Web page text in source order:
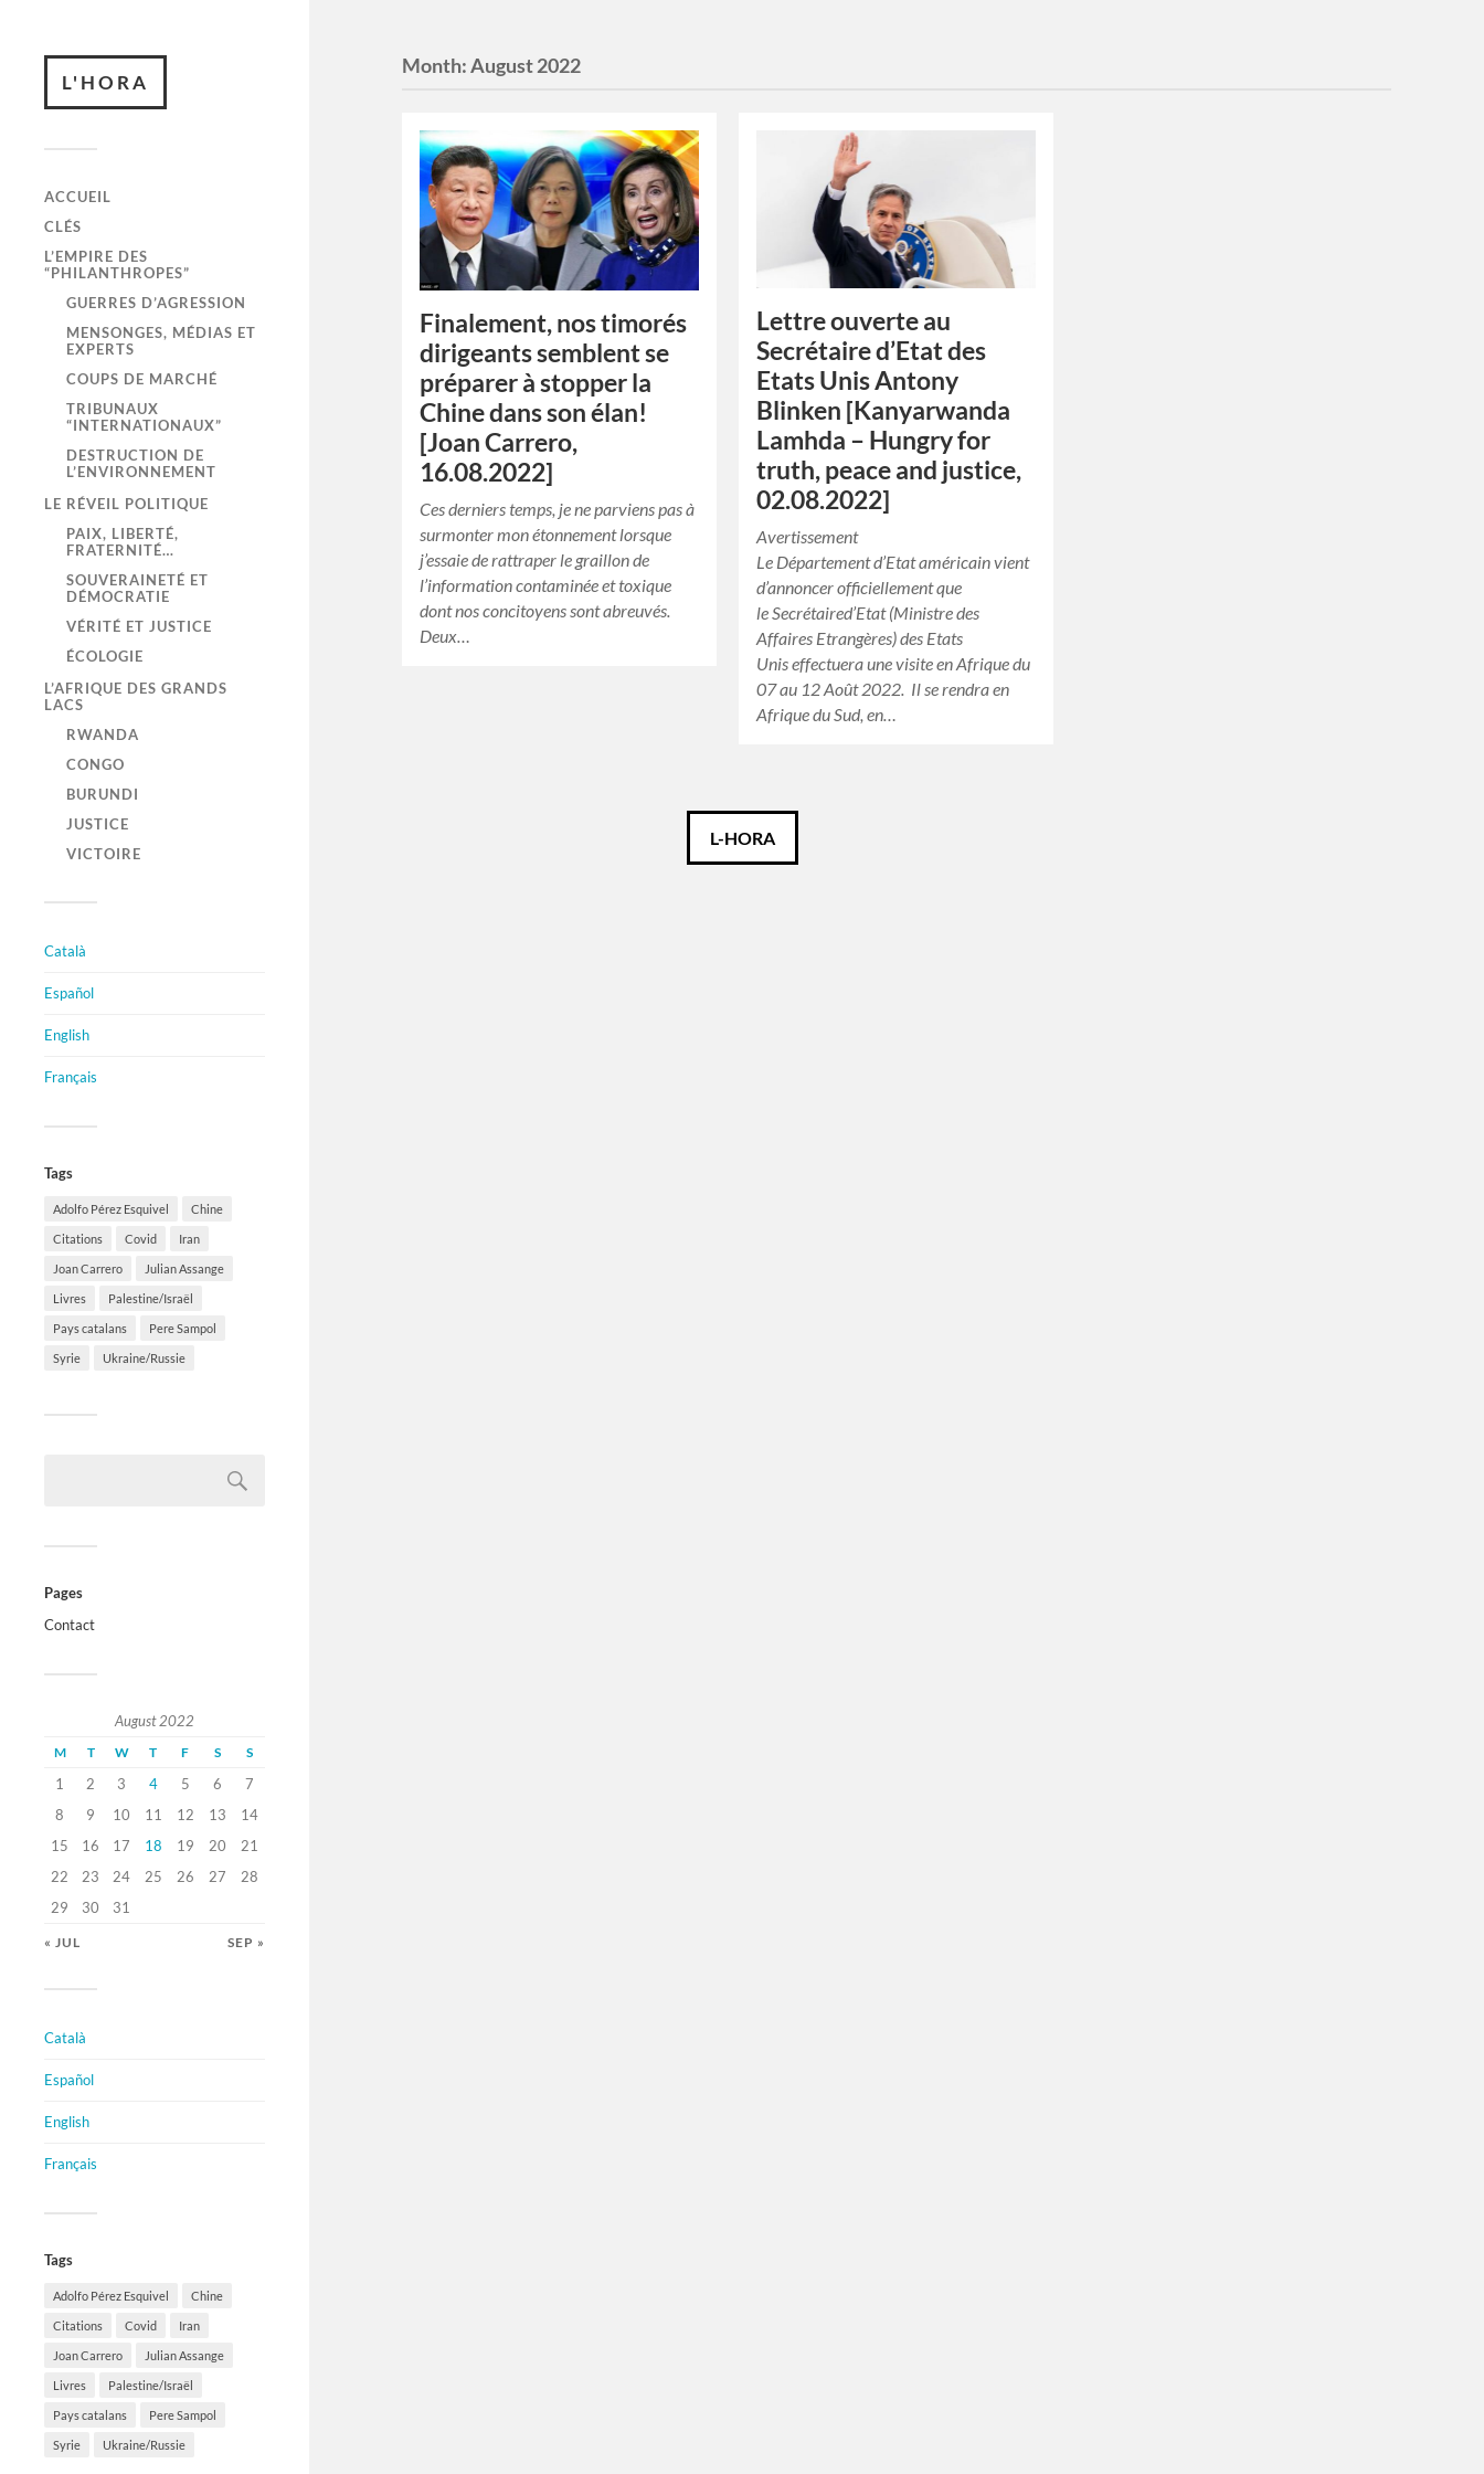
L'HORA
ACCUEIL
CLÉS
L’EMPIRE DES
“PHILANTHROPES”
GUERRES D’AGRESSION
MENSONGES, MÉDIAS ET
EXPERTS
COUPS DE MARCHÉ
TRIBUNAUX
“INTERNATIONAUX”
DESTRUCTION DE
L’ENVIRONNEMENT
LE RÉVEIL POLITIQUE
PAIX, LIBERTÉ,
FRATERNITÉ…
SOUVERAINETÉ ET
DÉMOCRATIE
VÉRITÉ ET JUSTICE
ÉCOLOGIE
L’AFRIQUE DES GRANDS
LACS
RWANDA
CONGO
BURUNDI
JUSTICE
VICTOIRE
Català
Español
English
Français
Tags
Adolfo Pérez Esquivel Chine
Citations Covid Iran
Joan Carrero Julian Assange
Livres Palestine/Israël
Pays catalans Pere Sampol
Syrie Ukraine/Russie
Pages
Contact
August 2022
M T W T F S S
1 2 3 4 5 6
7
8
9 10 11 12 13
14
15
16 17 18 19 20
21
22
23 24 25 26 27
28
29
30 31
« JUL SEP »
Català
Español
English
Français
Tags
Adolfo Pérez Esquivel Chine
Citations Covid Iran
Joan Carrero Julian Assange
Livres Palestine/Israël
Pays catalans Pere Sampol
Syrie Ukraine/Russie
Month:August 2022
Finalement, nos timorés
dirigeants semblent se
préparer à stopper la
Chine dans son élan!
[Joan Carrero,
16.08.2022]
Ces derniers temps, je ne parviens pas à
surmonter mon étonnement lorsque
j’essaie de rattraper le graillon de
l’information contaminée et toxique
dont nos concitoyens sont abreuvés.
Deux…
Lettre ouverte au
Secrétaire d’Etat des
Etats Unis Antony
Blinken [Kanyarwanda
Lamhda – Hungry for
truth, peace and justice,
02.08.2022]
Avertissement
Le Département d’Etat américain vient
d’annoncer officiellement que
le Secrétaired’Etat (Ministre des
Affaires Etrangères) des Etats
Unis effectuera une visite en Afrique du
07 au 12 Août 2022. Il se rendra en
Afrique du Sud, en…
L-HORA